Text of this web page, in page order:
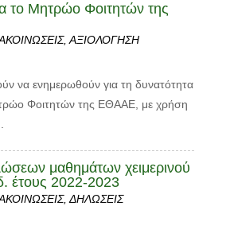
το Μητρώο Φοιτητών της
, ΑΞΙΟΛΟΓΗΣΗ
να ενημερωθούν για τη δυνατότητα
Φοιτητών της ΕΘΑΑΕ, με χρήση
μαθημάτων χειμερινού
έτους 2022-2023
, ΔΗΛΩΣΕΙΣ